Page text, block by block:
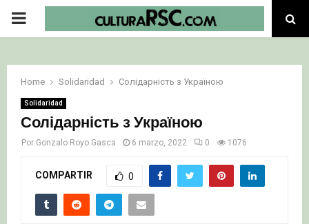
PRIMARY
Home Solidaridad Солідарність з Україною
Solidaridad
Солідарність з Україною
Por Gonzalo Royo Gasca 6 marzo, 2022 0 1076
COMPARTIR 0